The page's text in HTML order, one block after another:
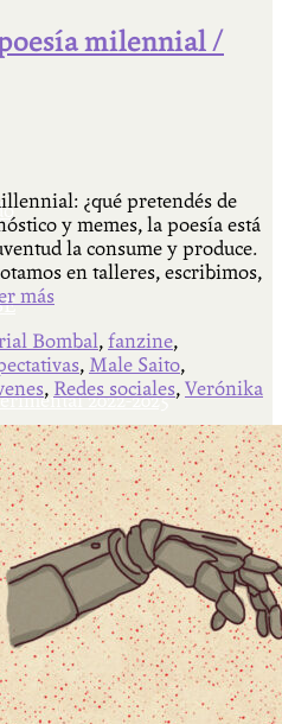
2022-2025
Tuerto 2022-2025
Tuerto 1990-1994
milennial /
¿qué pretendés de
y memes, la poesía está
la consume y produce.
en talleres, escribimos,
más
Bombal, fanzine,
, Male Saito,
, Redes sociales, Verónika